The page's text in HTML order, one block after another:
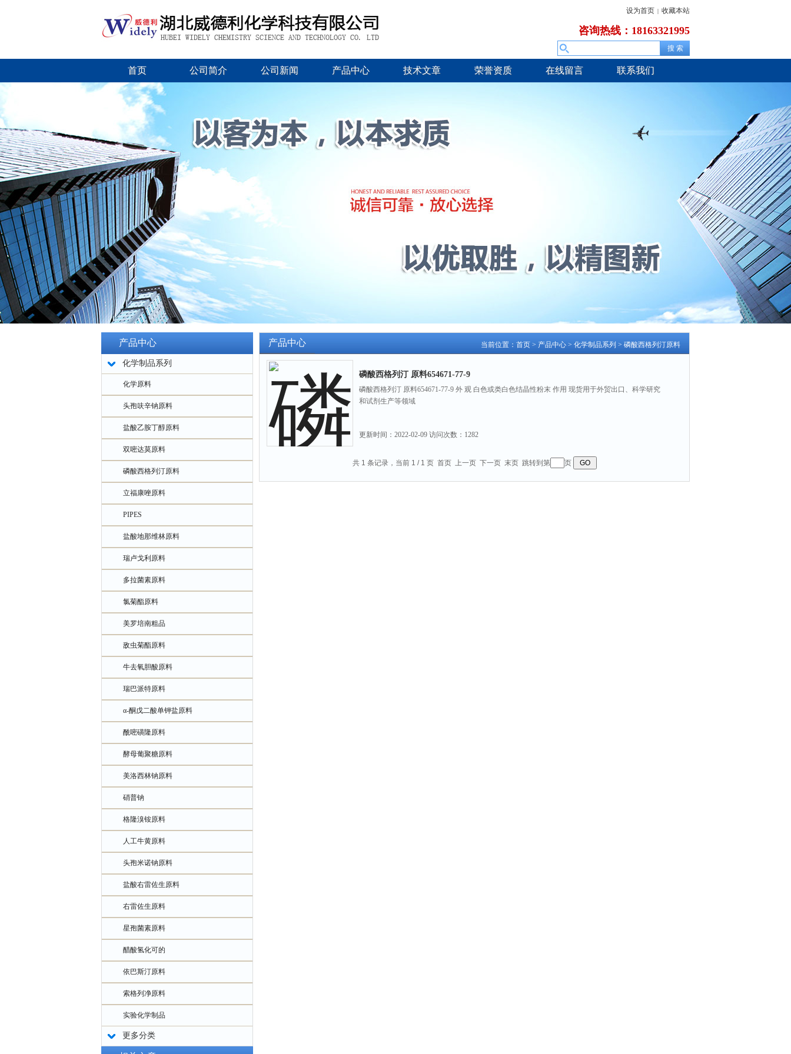
设为首页 | 收藏本站
咨询热线：18163321995
首页 公司简介 公司新闻 产品中心 技术文章 荣誉资质 在线留言 联系我们
产品中心
化学制品系列
化学原料
头孢呋辛钠原料
盐酸乙胺丁醇原料
双嘧达莫原料
磷酸西格列汀原料
立福康唑原料
PIPES
盐酸地那维林原料
瑞卢戈利原料
多拉菌素原料
氯菊酯原料
美罗培南粗品
敌虫菊酯原料
牛去氧胆酸原料
瑞巴派特原料
α-酮戊二酸单钾盐原料
酰嘧磺隆原料
酵母葡聚糖原料
美洛西林钠原料
硝普钠
格隆溴铵原料
人工牛黄原料
头孢米诺钠原料
盐酸右雷佐生原料
右雷佐生原料
星孢菌素原料
醋酸氢化可的
依巴斯汀原料
索格列净原料
实验化学制品
更多分类
当前位置： 首页 > 产品中心 > 化学制品系列 > 磷酸西格列汀原料
产品中心
磷酸西格列汀 原料654671-77-9
磷酸西格列汀 原料654671-77-9 外 观 白色或类白色结晶性粉末 作用 现货用于外贸出口、科学研究
和试剂生产等领域
更新时间： 2022-02-09 访问次数： 1282
共 1 条记录，当前 1 / 1 页 首页 上一页 下一页 末页 跳转到第 页